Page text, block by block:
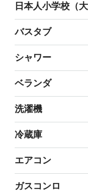
日本人小学校（
バスタブ
シャワー
ベランダ
洗濯機
冷蔵庫
エアコン
ガスコンロ